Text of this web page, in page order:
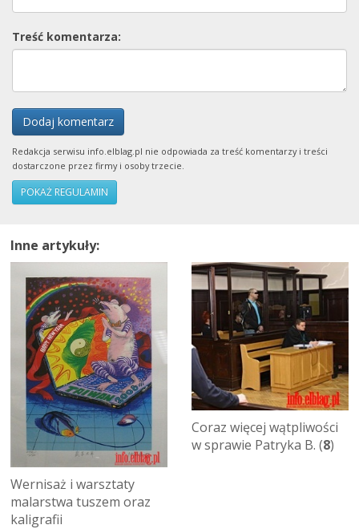
Treść komentarza:
Dodaj komentarz
Redakcja serwisu info.elblag.pl nie odpowiada za treść komentarzy i treści
dostarczone przez firmy i osoby trzecie.
POKAŻ REGULAMIN
Inne artykuły:
Wernisaż i warsztaty
malarstwa tuszem oraz
kaligrafii
Coraz więcej wątpliwości
w sprawie Patryka B. (8)